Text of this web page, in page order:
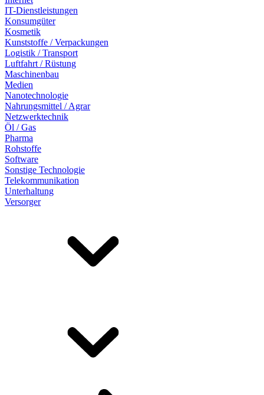
IT-Dienstleistungen
Konsumgüter
Kosmetik
Kunststoffe / Verpackungen
Logistik / Transport
Luftfahrt / Rüstung
Maschinenbau
Medien
Nanotechnologie
Nahrungsmittel / Agrar
Netzwerktechnik
Öl / Gas
Pharma
Rohstoffe
Software
Sonstige Technologie
Telekommunikation
Unterhaltung
Versorger